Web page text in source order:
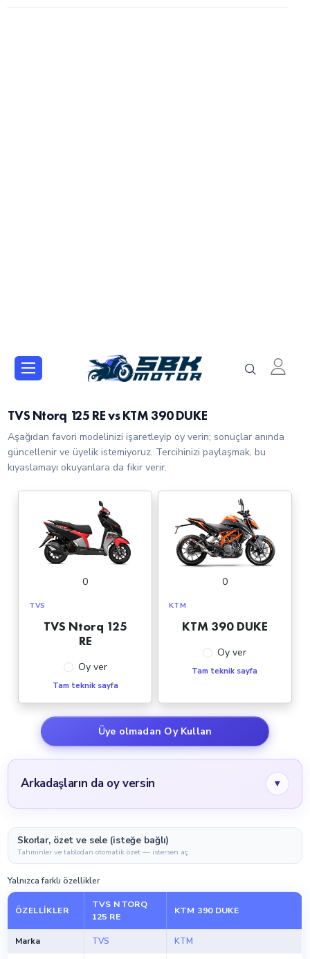
TVS Ntorq 125 RE vs KTM 390 DUKE
Aşağıdan favori modelinizi işaretleyip oy verin; sonuçlar anında
güncellenir ve üyelik istemiyoruz. Tercihinizi paylaşmak, bu
kıyaslamayı okuyanlara da fikir verir.
0
TVS
TVS Ntorq 125
RE
Oy ver
Tam teknik sayfa
0
KTM
KTM 390 DUKE
Oy ver
Tam teknik sayfa
Üye olmadan Oy Kullan
Arkadaşların da oy versin ▾
Skorlar, özet ve sele (isteğe bağlı)
Tahminler ve tablodan otomatik özet — istersen aç.
Yalnızca farklı özellikler
ÖZELLIKLER
TVS NTORQ
125 RE
KTM 390 DUKE
Marka TVS KTM